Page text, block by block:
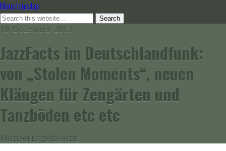
Manafonistas
19. Dezember 2013
JazzFacts im Deutschlandfunk:
von „Stolen Moments“, neuen
Klängen für Zengärten und
Tanzböden etc etc
Michael Engelbrecht